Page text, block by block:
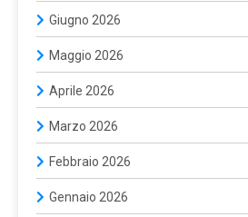
Giugno 2026
Maggio 2026
Aprile 2026
Marzo 2026
Febbraio 2026
Gennaio 2026